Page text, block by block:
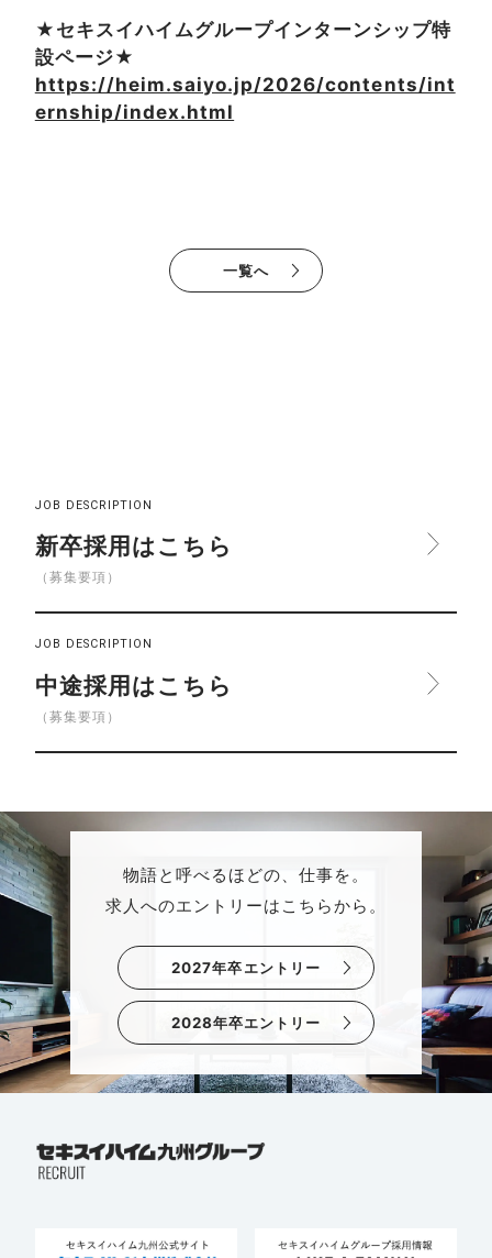
★セキスイハイムグループインターンシップ特
設ページ★
https://heim.saiyo.jp/2026/contents/int
ernship/index.html
一覧へ
JOB DESCRIPTION
新卒採用はこちら
（募集要項）
JOB DESCRIPTION
中途採用はこちら
（募集要項）
物語と呼べるほどの、仕事を。
求人へのエントリーはこちらから。
2027年卒エントリー
2028年卒エントリー